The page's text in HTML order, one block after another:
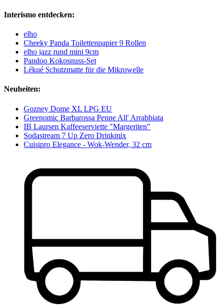
Interismo entdecken:
elho
Cheeky Panda Toilettenpapier 9 Rollen
elho jazz rund mini 9cm
Pandoo Kokosnuss-Set
Lékué Schutzmatte für die Mikrowelle
Neuheiten:
Gozney Dome XL LPG EU
Greenomic Barbarossa Penne All' Arrabbiata
IB Laursen Kaffeeserviette "Margeriten"
Sodastream 7 Up Zero Drinkmix
Cuisipro Elegance - Wok-Wender, 32 cm